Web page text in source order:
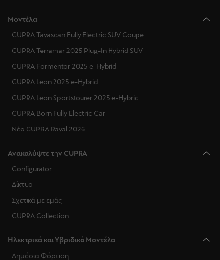
Μοντέλα
CUPRA Tavascan Fully Electric SUV Coupe
CUPRA Terramar 2025 Plug-In Hybrid SUV
CUPRA Formentor 2025 e-Hybrid
CUPRA Leon 2025 e-Hybrid
CUPRA Leon Sportstourer 2025 e-Hybrid
CUPRA Born Fully Electric Car
Νέο CUPRA Raval 2026
Ανακαλύψτε την CUPRA
Configurator
Δίκτυο
Σχετικά με εμάς
CUPRA Collection
Ηλεκτρικά και Υβριδικά Μοντέλα
Δημόσια Φόρτιση